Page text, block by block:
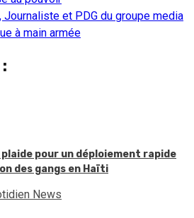
Journaliste et PDG du groupe media
à main armée
plaide pour un déploiement rapide
des gangs en Haïti
News